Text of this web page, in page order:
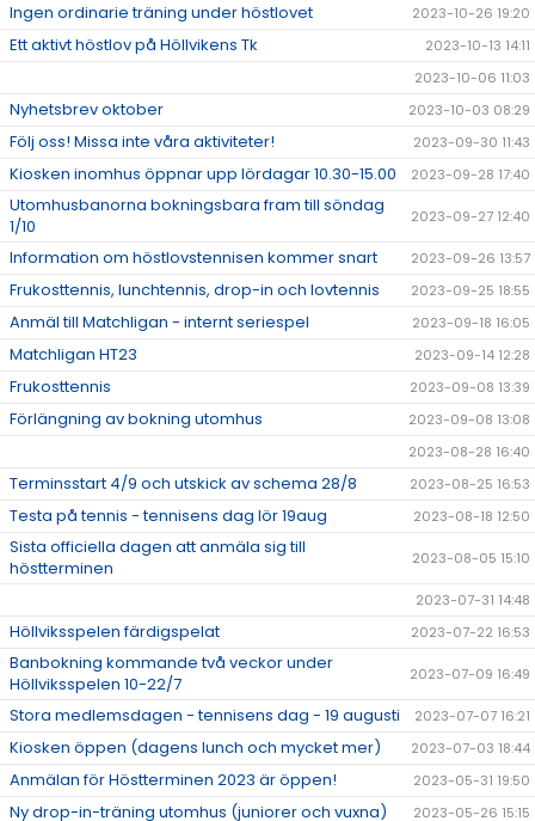
Ingen ordinarie träning under höstlovet 2023-10-26 19:20
Ett aktivt höstlov på Höllvikens Tk
2023-10-13 14:11
2023-10-06 11:03
Nyhetsbrev oktober 2023-10-03 08:29
Följ oss! Missa inte våra aktiviteter! 2023-09-30 11:43
Kiosken inomhus öppnar upp lördagar 10.30-15.00 2023-09-28 17:40
Utomhusbanorna bokningsbara fram till söndag
1/10
2023-09-27 12:40
Information om höstlovstennisen kommer snart 2023-09-26 13:57
Frukosttennis, lunchtennis, drop-in och lovtennis 2023-09-25 18:55
Anmäl till Matchligan - internt seriespel 2023-09-18 16:05
Matchligan HT23 2023-09-14 12:28
Frukosttennis 2023-09-08 13:39
Förlängning av bokning utomhus
2023-09-08 13:08
2023-08-28 16:40
Terminsstart 4/9 och utskick av schema 28/8 2023-08-25 16:53
Testa på tennis - tennisens dag lör 19aug 2023-08-18 12:50
Sista officiella dagen att anmäla sig till
höstterminen
2023-08-05 15:10
2023-07-31 14:48
Höllviksspelen färdigspelat 2023-07-22 16:53
Banbokning kommande två veckor under
Höllviksspelen 10-22/7
2023-07-09 16:49
Stora medlemsdagen - tennisens dag - 19 augusti 2023-07-07 16:21
Kiosken öppen (dagens lunch och mycket mer) 2023-07-03 18:44
Anmälan för Höstterminen 2023 är öppen! 2023-05-31 19:50
Ny drop-in-träning utomhus (juniorer och vuxna) 2023-05-26 15:15